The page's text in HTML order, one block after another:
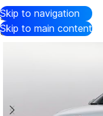
Skip to navigation
Skip to main content
Авто из Кореи/Каталог